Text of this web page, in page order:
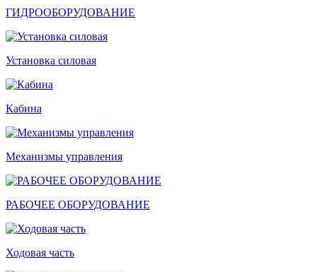
ГИДРООБОРУДОВАНИЕ
Установка силовая
Кабина
Механизмы управления
РАБОЧЕЕ ОБОРУДОВАНИЕ
Ходовая часть